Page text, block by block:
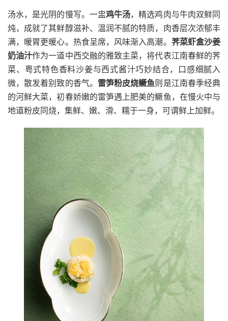
汤水，是光阴的慢写。一盅鸡牛汤，精选鸡肉与牛肉双鲜同
炖，成就了其鲜醇滋补、温润不腻的特质，肉香层次浓郁丰
满，暖胃更暖心。热食呈席，风味渐入高潮。 荠菜虾盒沙姜
奶油汁作为一道中西交融的雅致主菜，将代表江南春鲜的荠
菜、粤式特色香料沙姜与西式酱汁巧妙结合，口感细腻入
微，散发着别致的香气。 雷笋粉皮烧鳜鱼则是江南春季经典
的河鲜大菜，初春娇嫩的雷笋遇上肥美的鳜鱼，在慢火中与
地道粉皮同烧，集鲜、嫩、滑、糯于一身，可谓鲜上加鲜。